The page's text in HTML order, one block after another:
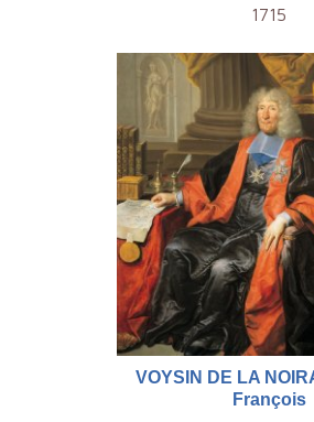
1715
VOYSIN DE LA
François